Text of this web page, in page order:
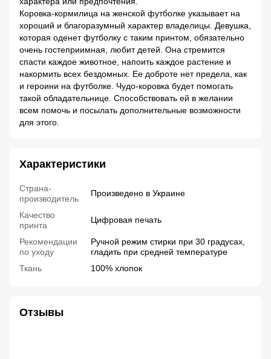
Коровка-кормилица на женской футболке указывает на
хороший и благоразумный характер владелицы. Девушка,
которая оденет футболку с таким принтом, обязательно
очень гостеприимная, любит детей. Она стремится
спасти каждое животное, напоить каждое растение и
накормить всех бездомных. Ее доброте нет предела, как
и героини на футболке. Чудо-коровка будет помогать
такой обладательнице. Способствовать ей в желании
всем помочь и посылать дополнительные возможности
для этого.
Характеристики
Страна-
производитель
Произведено в Украине
Качество
принта
Цифровая печать
Рекомендации
по уходу
Ручной режим стирки при 30 градусах,
гладить при средней температуре
Ткань
100% хлопок
Отзывы